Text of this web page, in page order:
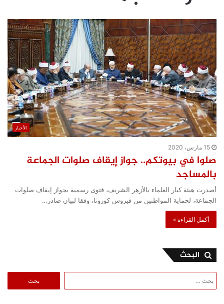
الأخبار
15 مارس، 2020
صلوا في بيوتكم.. جواز إيقاف صلوات الجماعة
بالمساجد
أصدرت هيئة كبار العلماء بالأزهر الشريف، فتوى رسمية بجواز إيقاف صلوات
الجماعة، لحماية المواطنين من فيروس كورونا، وفقا لبيان صادر…
أكمل القراءة »
البحث
عن: